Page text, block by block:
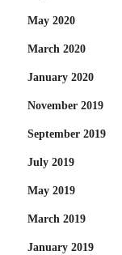
May 2020
March 2020
January 2020
November 2019
September 2019
July 2019
May 2019
March 2019
January 2019